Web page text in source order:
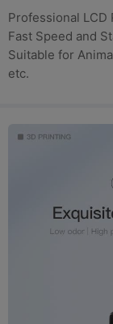
Professional LCD
Fast Speed and
Suitable for
etc.